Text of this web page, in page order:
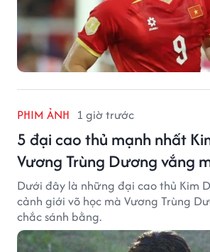
PHIM ẢNH 1 giờ trước
5 đại cao thủ mạnh nhất
Vương Trùng Dương vắng
Dưới đây là những đại cao thủ Kim
cảnh giới võ học mà Vương Trùng
chắc sánh bằng.